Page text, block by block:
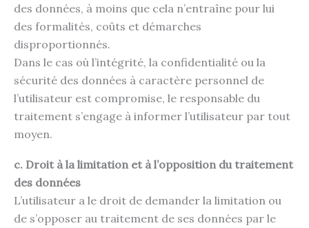
des données, à moins que cela n’entraîne pour lui
des formalités, coûts et démarches
disproportionnés.
Dans le cas où l’intégrité, la confidentialité ou la
sécurité des données à caractère personnel de
l’utilisateur est compromise, le responsable du
traitement s’engage à informer l’utilisateur par tout
moyen.
c. Droit à la limitation et à l’opposition du traitement
des données
L’utilisateur a le droit de demander la limitation ou
de s’opposer au traitement de ses données par le